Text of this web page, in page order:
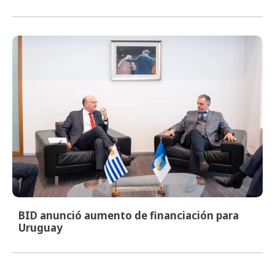
BID anunció aumento de financiación para
Uruguay